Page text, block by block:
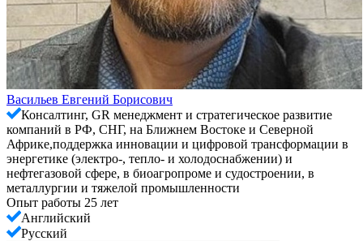
Васильев Евгений Борисович
Консалтинг, GR менеджмент и стратегическое развитие
компаний в РФ, СНГ, на Ближнем Востоке и Северной
Африке,поддержка инновации и цифровой трансформации в
энергетике (электро-, тепло- и холодоснабжении) и
нефтегазовой сфере, в биоагропроме и судостроении, в
металлургии и тяжелой промышленности
Опыт работы 25 лет
Английский
Русский